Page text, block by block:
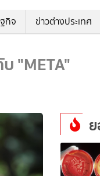
กิจ ข่าวต่างประเทศ
"META"